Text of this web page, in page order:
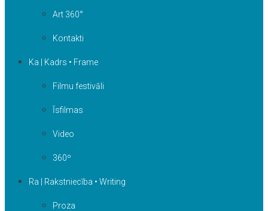
Art 360°
Kontakti
Ka | Kadrs • Frame
Filmu festivāli
Īsfilmas
Video
360º
Ra | Rakstniecība • Writing
Proza